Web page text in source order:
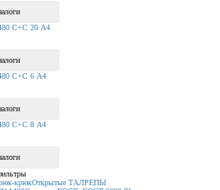
С+С 20 А4
С+С 6 А4
С+С 8 А4
крюкОткрытые ТАЛРЕПЫ